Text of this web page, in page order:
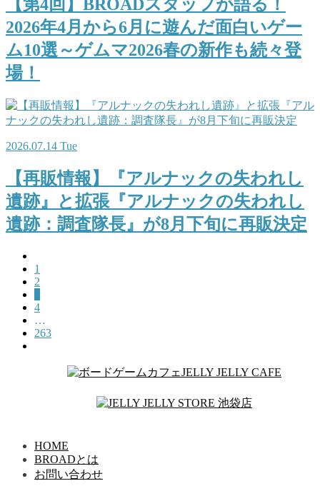
【第4回】BROADスタッフが語る！
2026年4月から6月に遊んだ面白いゲー
ム10選～ゲムマ2026春の新作も続々登
場！
2026.07.14 Tue
【再販情報】『アルナックの失われし
遺跡』と拡張『アルナックの失われし
遺跡：調査隊長』が8月下旬に再販決定
1
2
4
…
263
HOME
BROADとは
お問い合わせ